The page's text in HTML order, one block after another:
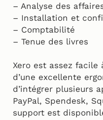
– Analyse des
– Installation et
– Comptabilité
– Tenue des livres
Xero est assez
d’une excellente
d’intégrer plusieurs
PayPal, Spendesk,
support est